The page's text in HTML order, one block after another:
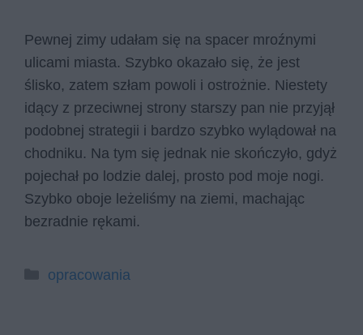
Pewnej zimy udałam się na spacer mroźnymi
ulicami miasta. Szybko okazało się, że jest
ślisko, zatem szłam powoli i ostrożnie. Niestety
idący z przeciwnej strony starszy pan nie przyjął
podobnej strategii i bardzo szybko wylądował na
chodniku. Na tym się jednak nie skończyło, gdyż
pojechał po lodzie dalej, prosto pod moje nogi.
Szybko oboje leżeliśmy na ziemi, machając
bezradnie rękami.
Kategorie
opracowania